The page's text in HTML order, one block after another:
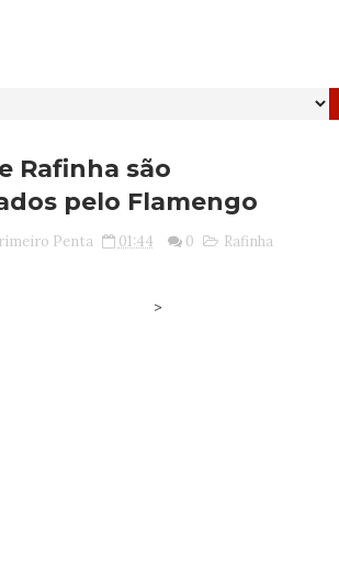
Rafinha são
pelo Flamengo
Penta 01:44 0 Rafinha
>